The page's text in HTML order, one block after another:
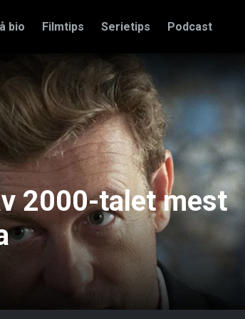
bio Filmtips Serietips Podcast
2000-talet mest